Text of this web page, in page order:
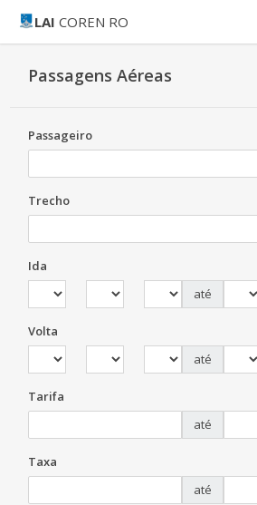
LAI COREN RO
Passagens Aéreas
Passageiro
Trecho
Ida
até
Volta
até
Tarifa
até
Taxa
até